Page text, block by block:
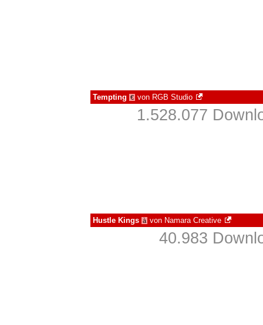
Tempting € von RGB Studio
1.528.077
Hustle Kings à von Namara Creative
40.983